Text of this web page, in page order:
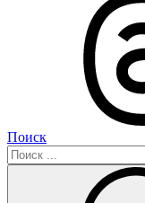
Поиск